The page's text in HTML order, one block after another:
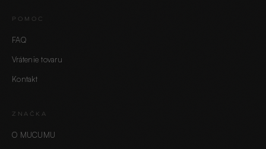
POMOC
FAQ
Vrátenie tovaru
Kontakt
ZNAČKA
O MUCUMU